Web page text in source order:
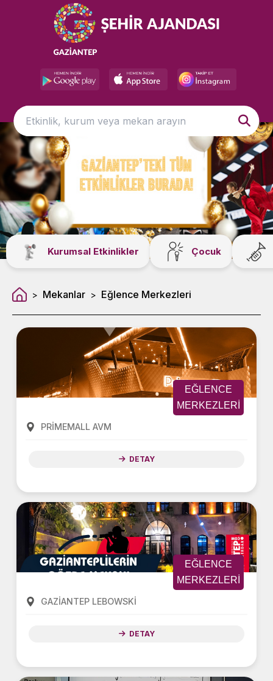
Kurumsal Etkinlikler Çocuk
> Mekanlar > Eğlence Merkezleri
EĞLENCE
MERKEZLERI
PRİMEMALL AVM
DETAY
EĞLENCE
MERKEZLERI
GAZİANTEP LEBOWSKİ
DETAY